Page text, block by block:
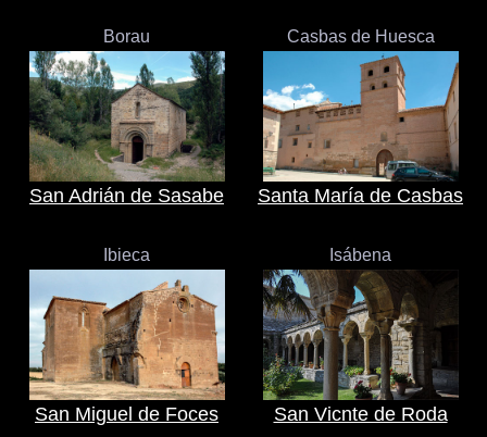
Borau
San Adrián de Sasabe
Casbas de Huesca
Santa María de Casbas
Ibieca
San Miguel de Foces
Isábena
San Vicnte de Roda